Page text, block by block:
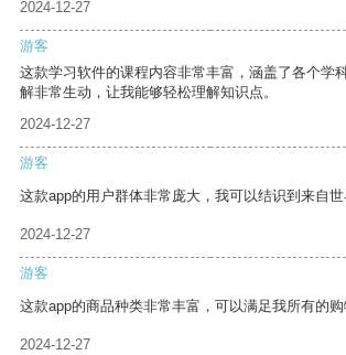
2024-12-27
游客
这款学习软件的课程内容非常丰富，涵盖了各个学
解非常生动，让我能够轻松理解知识点。
2024-12-27
游客
这款app的用户群体非常庞大，我可以结识到来自世
2024-12-27
游客
这款app的商品种类非常丰富，可以满足我所有的购
2024-12-27